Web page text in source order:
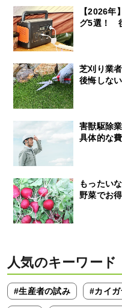
【2026年
グ5選！
芝刈り業
後悔しな
害獣駆除
具体的な
もったい
野菜でお
人気のキーワード
#生産者の試み #カイ